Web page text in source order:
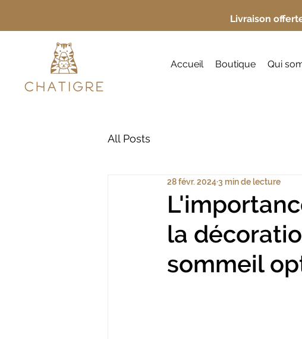
Livraison
Accueil Boutique Qui
All Posts
la
sommeil
28 févr. 20243 min de lecture